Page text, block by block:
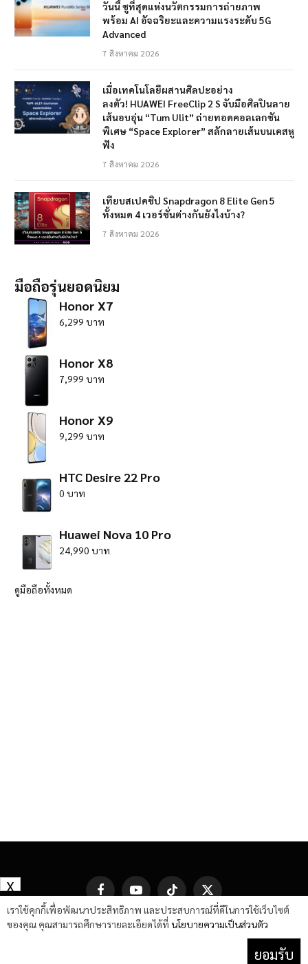
วันนี้ ชูที่สุดแห่งนวัตกรรมการถ่ายภาพ
พร้อม AI อัจฉริยะและความแรงระดับ 5G
Advanced
7 สิงหาคม 2026
เมื่อเทคโนโลยีผสานศิลปะอย่าง
ลงตัว! HUAWEI FreeClip 2 S จับมือศิลปินลาย
เส้นอบอุ่น “Tum Ulit” ถ่ายทอดคอลเลกชัน
พิเศษ “Space Explorer” สลักลายเส้นบนเคสหู
ฟัง
7 สิงหาคม 2026
เทียบสเปคชิป Snapdragon 8 Elite Gen 5
ทั้งหมด 4 เวอร์ชั่นต่างกันยังไงบ้าง?
7 สิงหาคม 2026
มือถือรุ่นยอดนิยม
Honor X7
6,299 บาท
Honor X8
7,999 บาท
Honor X9
9,299 บาท
HTC Desire 22 Pro
0 บาท
Huawei Nova 10 Pro
24,990 บาท
ดูมือถือทั้งหมด
FacebookYouTube TikTok
X
(Twitter)
เราใช้คุกกี้เพื่อพัฒนาประสิทธิภาพ และประสบการณ์ที่ดีในการใช้เว็บไซต์
ของคุณ คุณสามารถศึกษารายละเอียดได้ที่ นโยบายความเป็นส่วนตัว
ยอมรับ
X